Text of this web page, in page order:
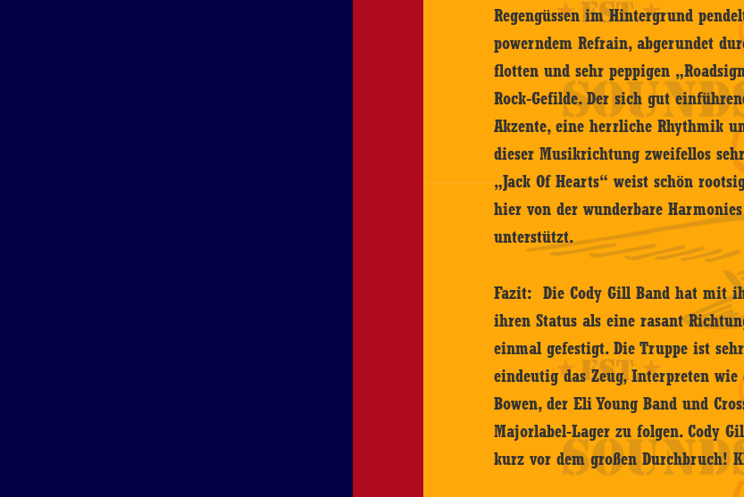
Regengüssen im Hintergrund
powerndem Refrain, abgerundet
flotten und sehr peppigen
Rock-Gefilde. Der sich gut
Akzente, eine herrliche Rhythmik
dieser Musikrichtung zweifellos
„Jack Of Hearts“ weist schön
hier von der wunderbare
unterstützt.
Fazit: Die Cody Gill Band hat mit
ihren Status als eine rasant
einmal gefestigt. Die Truppe ist
eindeutig das Zeug, Interpreten
Bowen, der Eli Young Band und
Majorlabel-Lager zu folgen. Cody
kurz vor dem großen Durchbruch!